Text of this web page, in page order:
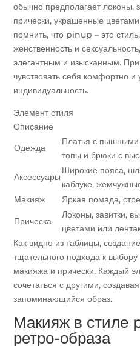
обычно предполагает локоны,
прически, украшенные
помнить, что pinup – это
женственность и
элегантным и изысканным.
чувствовать себя комфортно
индивидуальность.
Элемент стиля
Описание
Одежда
Платья с
топы и брюки с
Аксессуары
Широкие пояса,
каблуке,
Макияж
Яркая помада,
Прическа
Локоны, завитки,
цветами или
Как видно из таблицы,
тщательного подхода к
макияжа и прически. Каждый
сочетаться с другими,
запоминающийся образ.
Макияж в стиле
ретро-образа